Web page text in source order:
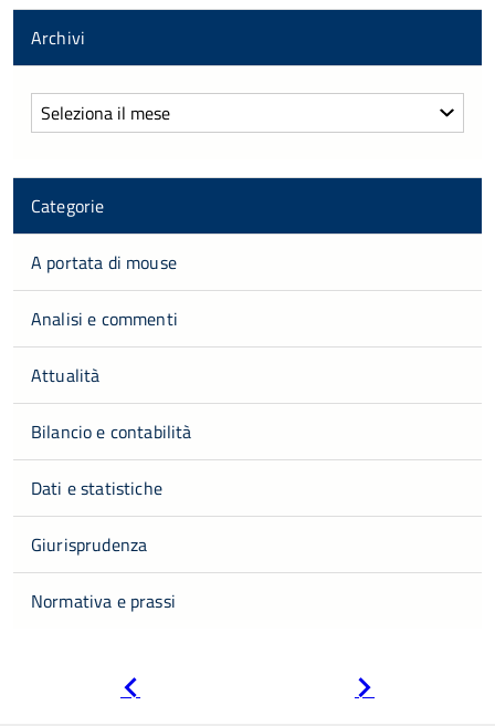
Archivi
Archivi
Categorie
A portata di mouse
Analisi e commenti
Attualità
Bilancio e contabilità
Dati e statistiche
Giurisprudenza
Normativa e prassi